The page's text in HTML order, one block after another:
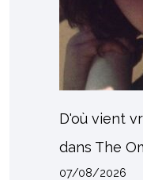
D'où vient
dans The
07/08/2026